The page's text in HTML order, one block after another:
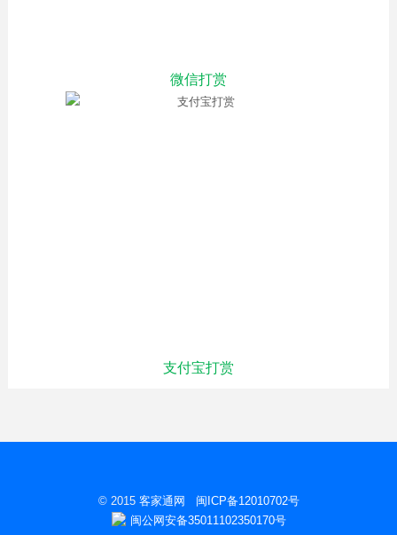
微信打赏
支付宝打赏
© 2015 客家通网
闽ICP备12010702号
闽公网安备35011102350170号